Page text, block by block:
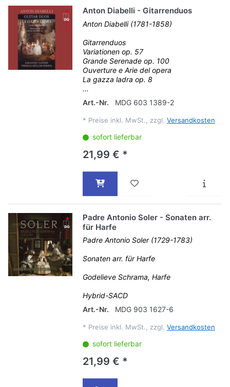
Anton Diabelli - Gitarrenduos
Anton Diabelli (1781-1858)
Gitarrenduos
Variationen op. 57
Grande Serenade op. 100
Ouverture e Arie del opera
La gazza ladra op. 8
...
Art.-Nr.
MDG 603 1389-2
* Preise inkl. MwSt., zzgl. Versandkosten
sofort lieferbar
21,99 € *
Padre Antonio Soler - Sonaten arr.
für Harfe
Padre Antonio Soler (1729-1783)
Sonaten arr. für Harfe
Godelieve Schrama, Harfe
Hybrid-SACD
Art.-Nr.
MDG 903 1627-6
* Preise inkl. MwSt., zzgl. Versandkosten
sofort lieferbar
21,99 € *